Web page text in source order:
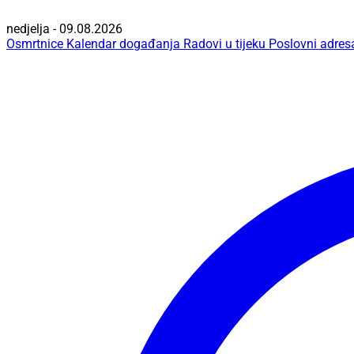
nedjelja - 09.08.2026
Osmrtnice Kalendar događanja Radovi u tijeku Poslovni